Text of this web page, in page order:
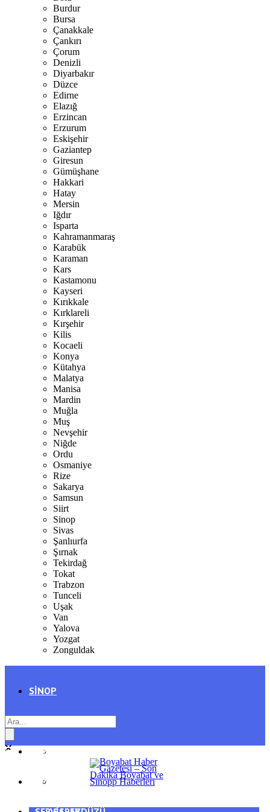
Burdur
Bursa
Çanakkale
Çankırı
Çorum
Denizli
Diyarbakır
Düzce
Edirne
Elazığ
Erzincan
Erzurum
Eskişehir
Gaziantep
Giresun
Gümüşhane
Hakkari
Hatay
Mersin
Iğdır
Isparta
Kahramanmaraş
Karabük
Karaman
Kars
Kastamonu
Kayseri
Kırıkkale
Kırklareli
Kırşehir
Kilis
Kocaeli
Konya
Kütahya
Malatya
Manisa
Mardin
Muğla
Muş
Nevşehir
Niğde
Ordu
Osmaniye
Rize
Sakarya
Samsun
Siirt
Sinop
Sivas
Şanlıurfa
Şırnak
Tekirdağ
Tokat
Trabzon
Tunceli
Uşak
Van
Yalova
Yozgat
Zonguldak
SINOP
AYANCIK
GENEL
SPOR